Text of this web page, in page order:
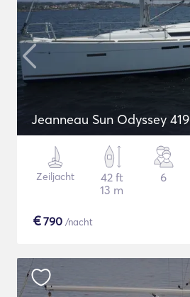
Jeanneau Sun Odyssey 419
Zeiljacht
42 ft
13 m
6
€790 /nacht